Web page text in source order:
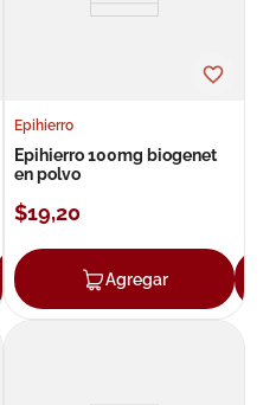
Agregar
Epihierro
Epihierro 100mg biogenet
en polvo
$19,20
Agregar